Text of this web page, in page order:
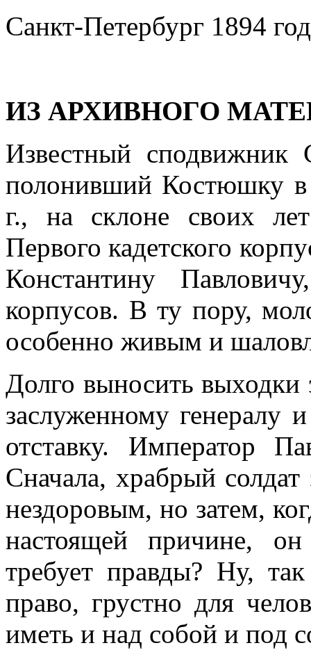
Санкт-Петербург 1894
ИЗ АРХИВНОГО
Известный
полонивший Костюшку
г., на склоне своих
Первого кадетского
Констан­тину
корпусов. В ту пору,
особенно живым и
Долго выносить выходки
заслуженному генералу
отставку. Император
Сначала, хра­брый солдат
нездоровым, но затем,
настоящей причине,
требует правды? Ну,
право, грустно для
иметь и над собой и под